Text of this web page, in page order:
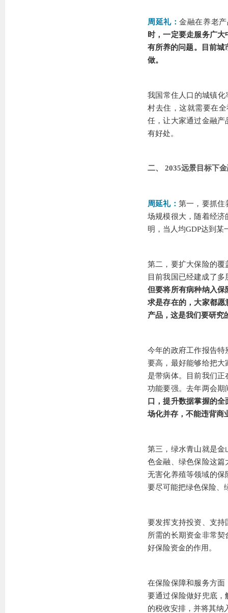
周延礼：金融在养老
时，一定要走服务广
有所养的问题。目前城
做。
我国常住人口的城镇
村去住，这就需要在
任，让大家通过金融
有好处。
二、 2035远景目标下
周延礼： 第一，要抓住
场规模很大，随着经
明，当人均GDP达到
第二，要扩大保险的
目前我国已经建成了
但要将所有病种纳入
求是存在的，大家都
产品，这是我们要研究
今年的政府工作报告特
要高，最好能够给把
是带病体。目前我们
功能要强。去年两会期
口，提升数据掌握的
场化并存，不能违背商
第三，绿水青山就是
色金融、绿色保险这
无害化养殖等领域的保
要尽可能把绿色保险、
要发挥支持投资、支
所需的长期资金非常
好保险资金的作用。
在保险保障和服务方
要通过保险做好兜底
的税收安排，并将其纳